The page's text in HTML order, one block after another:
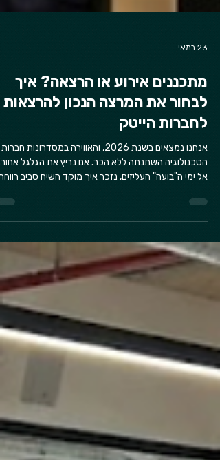
מתכננים אירוע או הרצאה? איך
לבחור את המרצה הנכון להרצאות
לחברות הייטק
אנחנו נמצאים בשנת 2026, והאווירה במסדרונות חברות
אל ימי ה"בועה" העליזים, נזכר איך מוקד השיח סביב
העובד (Welfare) עסק בעיקר בפינוקים חומריים: מסיבות
שנועדו לסנוור ולייצר מצג של שפע אינסופי. אבל היום?
המציאות מכתיבה נרטיב שונה, בוגר ומפוכח הרבה יותר.
מנהלי ה-HR, מנהלות הרווחה והמנכ"לים שאיתם אנו
משוחחים ביומיום מבינים דבר אחד קריטי: הרצאות